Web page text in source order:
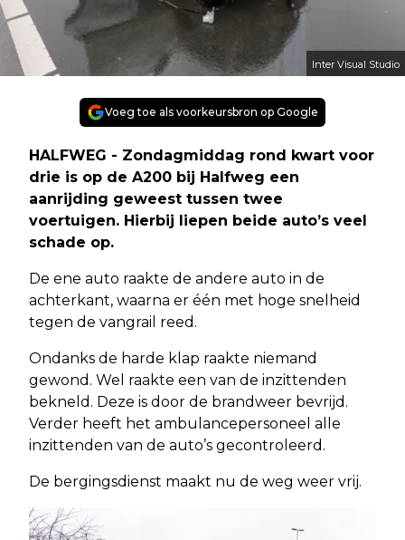
Inter Visual Studio
Voeg toe als voorkeursbron op Google
HALFWEG - Zondagmiddag rond kwart voor
drie is op de A200 bij Halfweg een
aanrijding geweest tussen twee
voertuigen. Hierbij liepen beide auto’s veel
schade op.
De ene auto raakte de andere auto in de
achterkant, waarna er één met hoge snelheid
tegen de vangrail reed.
Ondanks de harde klap raakte niemand
gewond. Wel raakte een van de inzittenden
bekneld. Deze is door de brandweer bevrijd.
Verder heeft het ambulancepersoneel alle
inzittenden van de auto’s gecontroleerd.
De bergingsdienst maakt nu de weg weer vrij.